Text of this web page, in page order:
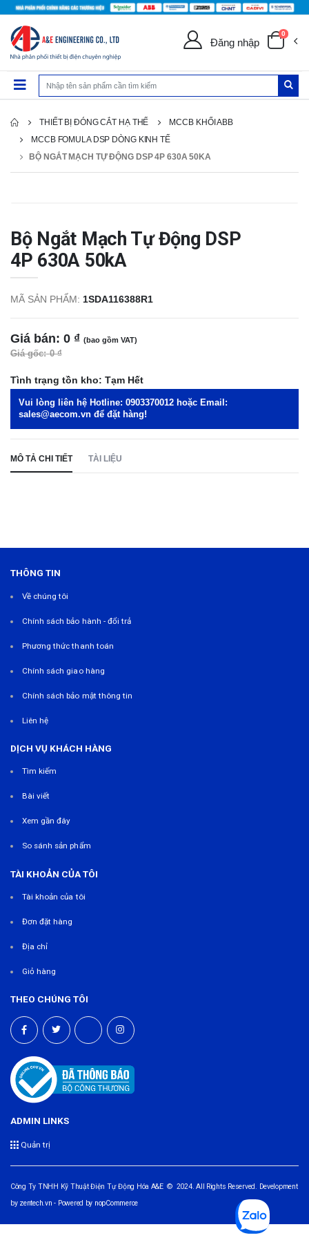
Đăng nhập
0
THIẾT BỊ ĐÓNG CẮT HẠ THẾ
MCCB KHỐI ABB
MCCB FOMULA DSP DÒNG KINH TẾ
BỘ NGẮT MẠCH TỰ ĐỘNG DSP 4P 630A 50KA
Bộ Ngắt Mạch Tự Động DSP
4P 630A 50kA
MÃ SẢN PHẨM: 1SDA116388R1
Giá bán: 0 ₫ (bao gồm VAT)
Giá gốc: 0 ₫
Tình trạng tồn kho: Tạm Hết
Vui lòng liên hệ Hotline: 0903370012 hoặc Email:
sales@aecom.vn để đặt hàng!
MÔ TẢ CHI TIẾT TÀI LIỆU
THÔNG TIN
Về chúng tôi
Chính sách bảo hành - đổi trả
Phương thức thanh toán
Chính sách giao hàng
Chính sách bảo mật thông tin
Liên hệ
DỊCH VỤ KHÁCH HÀNG
Tìm kiếm
Bài viết
Xem gần đây
So sánh sản phẩm
TÀI KHOẢN CỦA TÔI
Tài khoản của tôi
Đơn đặt hàng
Địa chỉ
Giỏ hàng
THEO CHÚNG TÔI
ADMIN LINKS
Quản trị
Công Ty TNHH Kỹ Thuật Điện Tự Động Hóa A&E © 2024. All Rights Reserved. Development
by zentech.vn - Powered by nopCommerce